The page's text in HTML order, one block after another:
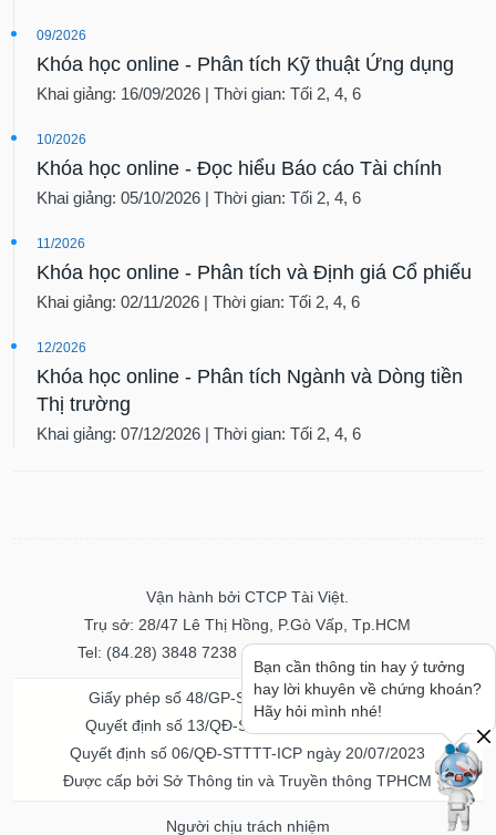
09/2026
Khóa học online - Phân tích Kỹ thuật Ứng dụng
Khai giảng: 16/09/2026 | Thời gian: Tối 2, 4, 6
10/2026
Khóa học online - Đọc hiểu Báo cáo Tài chính
Khai giảng: 05/10/2026 | Thời gian: Tối 2, 4, 6
11/2026
Khóa học online - Phân tích và Định giá Cổ phiếu
Khai giảng: 02/11/2026 | Thời gian: Tối 2, 4, 6
12/2026
Khóa học online - Phân tích Ngành và Dòng tiền
Thị trường
Khai giảng: 07/12/2026 | Thời gian: Tối 2, 4, 6
Vận hành bởi CTCP Tài Việt.
Trụ sở: 28/47 Lê Thị Hồng, P.Gò Vấp, Tp.HCM
Tel: (84.28) 3848 7238 - Fax: (84.28) 3848 7237
Giấy phép số 48/GP-STTTT ngày 04/11/2016
Quyết định số 13/QĐ-STTTT ngày 02/11/2017
Quyết định số 06/QĐ-STTTT-ICP ngày 20/07/2023
Được cấp bởi Sở Thông tin và Truyền thông TPHCM
Người chịu trách nhiệm
Bạn cần thông tin hay ý tưởng
hay lời khuyên về chứng khoán?
Hãy hỏi mình nhé!